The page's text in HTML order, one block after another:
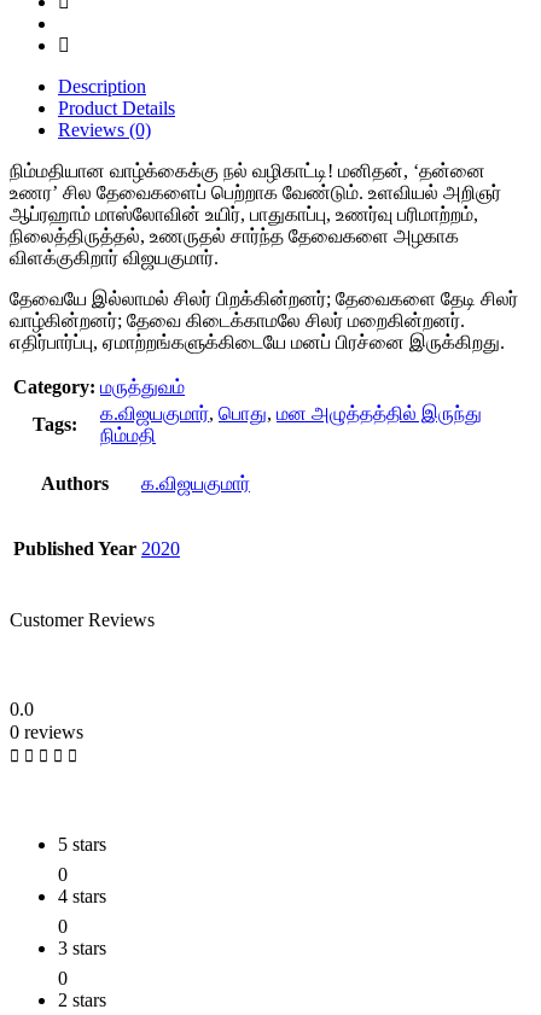
Description
Product Details
Reviews (0)
நிம்மதியான வாழ்க்கைக்கு நல் வழிகாட்டி! மனிதன், ‘தன்னை
உணர’ சில தேவைகளைப் பெற்றாக வேண்டும். உளவியல் அறிஞர்
ஆப்ரஹாம் மாஸ்லோவின் உயிர், பாதுகாப்பு, உணர்வு பரிமாற்றம்,
நிலைத்திருத்தல், உணருதல் சார்ந்த தேவைகளை அழகாக
விளக்குகிறார் விஜயகுமார்.
தேவையே இல்லாமல் சிலர் பிறக்கின்றனர்; தேவைகளை தேடி சிலர்
வாழ்கின்றனர்; தேவை கிடைக்காமலே சிலர் மறைகின்றனர்.
எதிர்பார்ப்பு, ஏமாற்றங்களுக்கிடையே மனப் பிரச்னை இருக்கிறது.
Category: மருத்துவம்
Tags:
க.விஜயகுமார், பொது, மன அழுத்தத்தில் இருந்து
நிம்மதி
Authors க.விஜயகுமார்
Published Year 2020
Customer Reviews
0.0
0 reviews
5 stars
0
4 stars
0
3 stars
0
2 stars